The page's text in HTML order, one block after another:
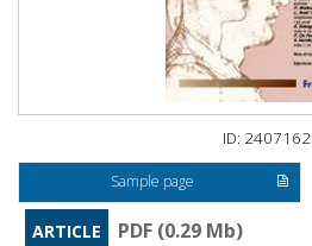
ID: 2407162
Sample page
ARTICLE
PDF (0.29 Mb)